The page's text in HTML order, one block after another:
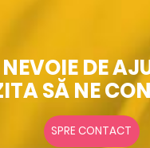
DE
SĂ NE
SPRE CONTACT